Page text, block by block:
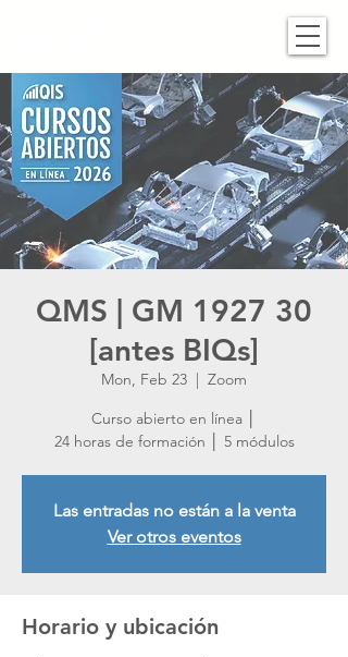
QMS | GM 1927 30
[antes BIQs]
Mon, Feb 23
  |
Zoom
Curso abierto en línea │
24 horas de formación │ 5 módulos
Las entradas no están a la venta
Ver otros eventos
Horario y ubicación